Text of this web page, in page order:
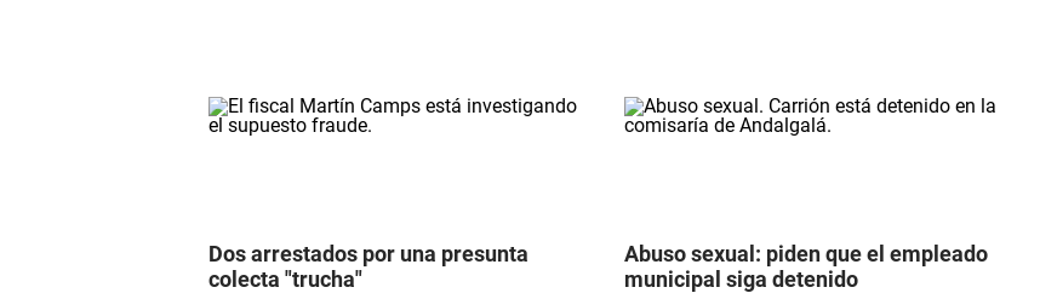
Dos arrestados por una presunta
colecta "trucha"
Abuso sexual: piden que el empleado
municipal siga detenido